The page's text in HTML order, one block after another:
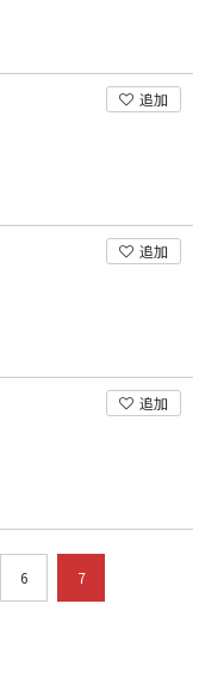
追加
追加
追加
6 7